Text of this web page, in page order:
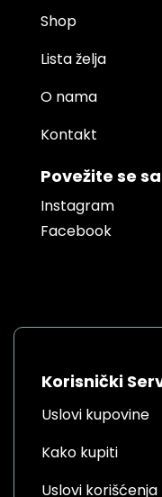
Shop
Lista želja
O nama
Kontakt
Povežite se
Instagram
Facebook
Korisnički
Uslovi kupovine
Kako kupiti
Uslovi korišćenja